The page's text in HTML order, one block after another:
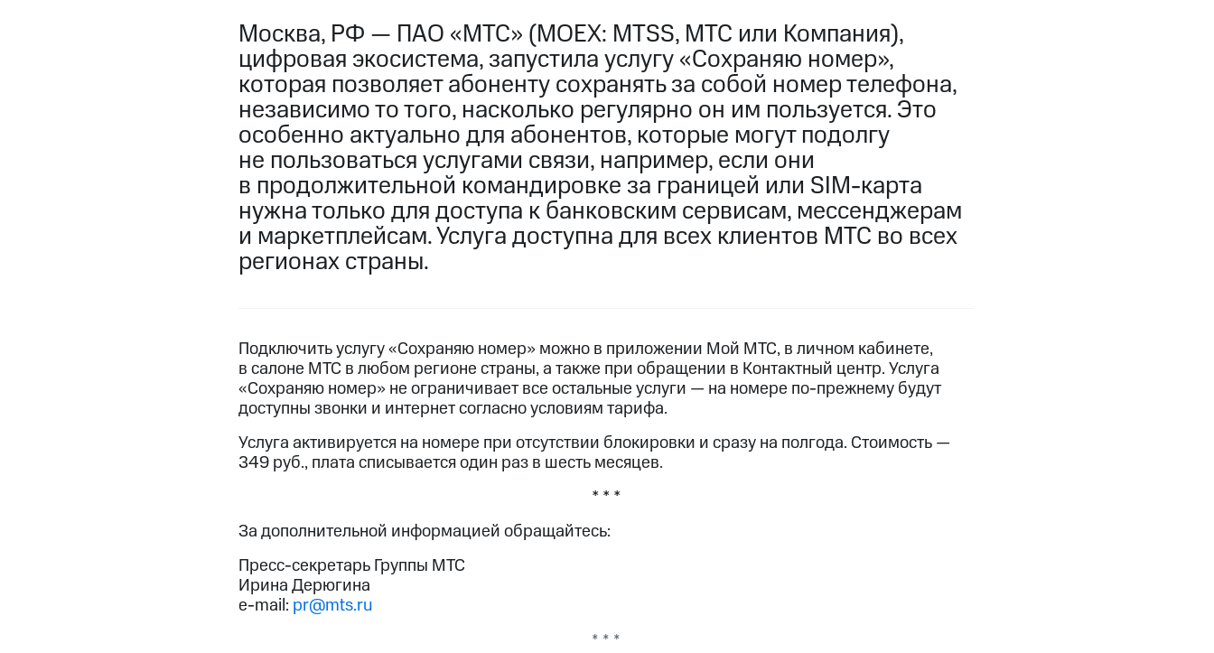
Москва, РФ — ПАО «МТС» (MOEX: MTSS, МТС или Компания),
цифровая экосистема, запустила услугу «Сохраняю номер»,
которая позволяет абоненту сохранять за собой номер телефона,
независимо то того, насколько регулярно он им пользуется. Это
особенно актуально для абонентов, которые могут подолгу
не пользоваться услугами связи, например, если они
в продолжительной командировке за границей или SIM-карта
нужна только для доступа к банковским сервисам, мессенджерам
и маркетплейсам. Услуга доступна для всех клиентов МТС во всех
регионах страны.
Подключить услугу «Сохраняю номер» можно в приложении Мой МТС, в личном кабинете,
в салоне МТС в любом регионе страны, а также при обращении в Контактный центр. Услуга
«Сохраняю номер» не ограничивает все остальные услуги — на номере по-прежнему будут
доступны звонки и интернет согласно условиям тарифа.
Услуга активируется на номере при отсутствии блокировки и сразу на полгода. Стоимость —
349 руб., плата списывается один раз в шесть месяцев.
* * *
За дополнительной информацией обращайтесь:
Пресс-секретарь Группы МТС
Ирина Дерюгина
e-mail: pr@mts.ru
* * *